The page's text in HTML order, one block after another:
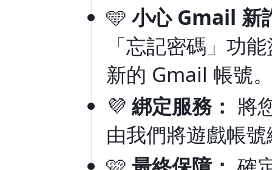
🩵 小心 Gmail 新
「忘記密碼」功
新的 Gmail 帳號
💜 綁定服務： 將
由我們將遊戲帳